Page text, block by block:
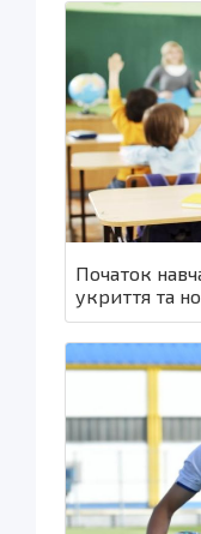
Початок
укриття та